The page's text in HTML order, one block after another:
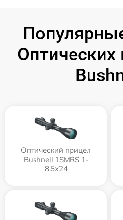
Оптических
Оптический прицел
Bushnell 1SMRS 1-
8.5x24